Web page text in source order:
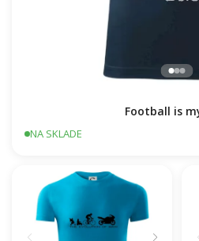
Football is
NA SKLADE